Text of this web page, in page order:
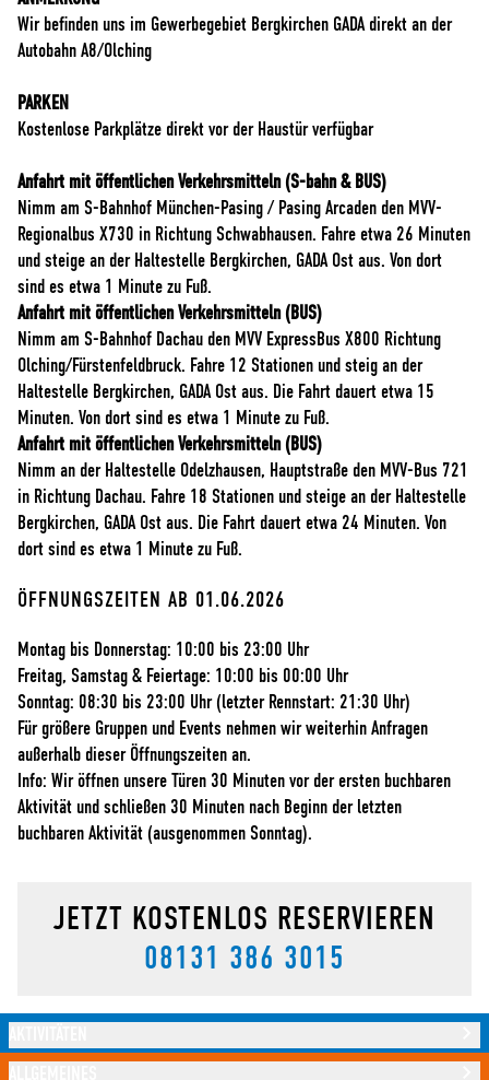
Wir befinden uns im Gewerbegebiet Bergkirchen GADA direkt an der
Autobahn A8/Olching
PARKEN
Kostenlose Parkplätze direkt vor der Haustür verfügbar
Anfahrt mit öffentlichen Verkehrsmitteln (S-bahn & BUS)
Nimm am S-Bahnhof München-Pasing / Pasing Arcaden den MVV-
Regionalbus X730 in Richtung Schwabhausen. Fahre etwa 26 Minuten
und steige an der Haltestelle Bergkirchen, GADA Ost aus. Von dort
sind es etwa 1 Minute zu Fuß.
Anfahrt mit öffentlichen Verkehrsmitteln (BUS)
Nimm am S-Bahnhof Dachau den MVV ExpressBus X800 Richtung
Olching/Fürstenfeldbruck. Fahre 12 Stationen und steig an der
Haltestelle Bergkirchen, GADA Ost aus. Die Fahrt dauert etwa 15
Minuten. Von dort sind es etwa 1 Minute zu Fuß.
Anfahrt mit öffentlichen Verkehrsmitteln (BUS)
Nimm an der Haltestelle Odelzhausen, Hauptstraße den MVV-Bus 721
in Richtung Dachau. Fahre 18 Stationen und steige an der Haltestelle
Bergkirchen, GADA Ost aus. Die Fahrt dauert etwa 24 Minuten. Von
dort sind es etwa 1 Minute zu Fuß.
ÖFFNUNGSZEITEN AB 01.06.2026
Montag bis Donnerstag: 10:00 bis 23:00 Uhr
Freitag, Samstag & Feiertage: 10:00 bis 00:00 Uhr
Sonntag: 08:30 bis 23:00 Uhr (letzter Rennstart: 21:30 Uhr)
Für größere Gruppen und Events nehmen wir weiterhin Anfragen
außerhalb dieser Öffnungszeiten an.
Info: Wir öffnen unsere Türen 30 Minuten vor der ersten buchbaren
Aktivität und schließen 30 Minuten nach Beginn der letzten
buchbaren Aktivität (ausgenommen Sonntag).
JETZT KOSTENLOS RESERVIEREN
08131 386 3015